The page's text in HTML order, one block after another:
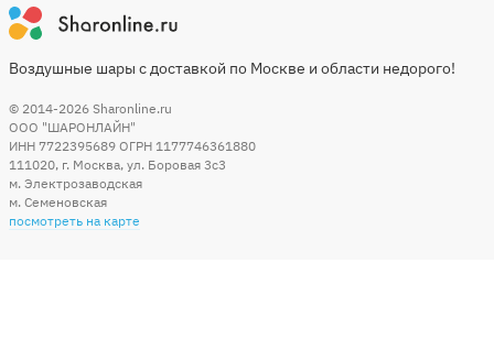
Воздушные шары с доставкой по Москве и области недорого!
© 2014-2026 Sharonline.ru
ООО "ШАРОНЛАЙН"
ИНН 7722395689 ОГРН 1177746361880
111020, г. Москва, ул. Боровая 3c3
м. Электрозаводская
м. Семеновская
посмотреть на карте